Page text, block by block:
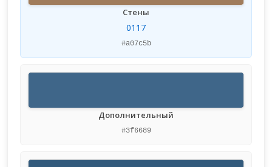
Стены
0117
#a07c5b
Дополнительный
#3f6689